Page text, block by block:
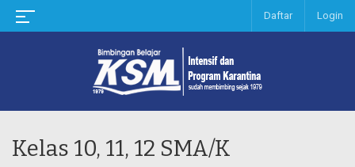
Daftar Login
Kelas 10, 11, 12 SMA/K